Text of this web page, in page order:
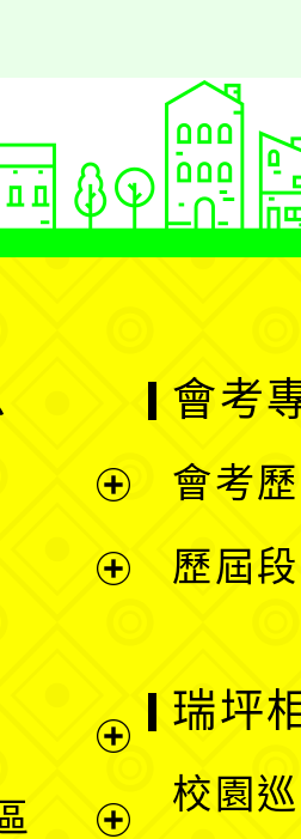
單
選
單
會考
會考
歷屆
瑞坪
校園